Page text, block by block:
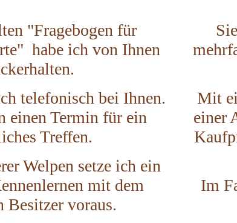
"Fragebogen für
habe ich von Ihnen
telefonisch bei Ihnen.
einen Termin für ein
Treffen.
Welpen setze ich ein
mit dem
Besitzer voraus.
Mit
einer
Im